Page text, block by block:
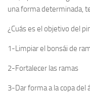
una forma determinada,
¿Cuás es el objetivo del
1-Limpiar el bonsái de
2-Fortalecer las ramas
3-Dar forma a la copa del